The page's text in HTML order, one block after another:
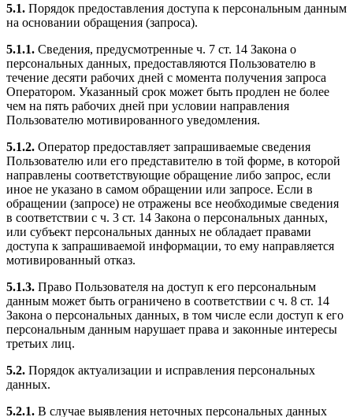
5.1. Порядок предоставления доступа к персональным данным
на основании обращения (запроса).
5.1.1. Сведения, предусмотренные ч. 7 ст. 14 Закона о
персональных данных, предоставляются Пользователю в
течение десяти рабочих дней с момента получения запроса
Оператором. Указанный срок может быть продлен не более
чем на пять рабочих дней при условии направления
Пользователю мотивированного уведомления.
5.1.2. Оператор предоставляет запрашиваемые сведения
Пользователю или его представителю в той форме, в которой
направлены соответствующие обращение либо запрос, если
иное не указано в самом обращении или запросе. Если в
обращении (запросе) не отражены все необходимые сведения
в соответствии с ч. 3 ст. 14 Закона о персональных данных,
или субъект персональных данных не обладает правами
доступа к запрашиваемой информации, то ему направляется
мотивированный отказ.
5.1.3. Право Пользователя на доступ к его персональным
данным может быть ограничено в соответствии с ч. 8 ст. 14
Закона о персональных данных, в том числе если доступ к его
персональным данным нарушает права и законные интересы
третьих лиц.
5.2. Порядок актуализации и исправления персональных
данных.
5.2.1. В случае выявления неточных персональных данных